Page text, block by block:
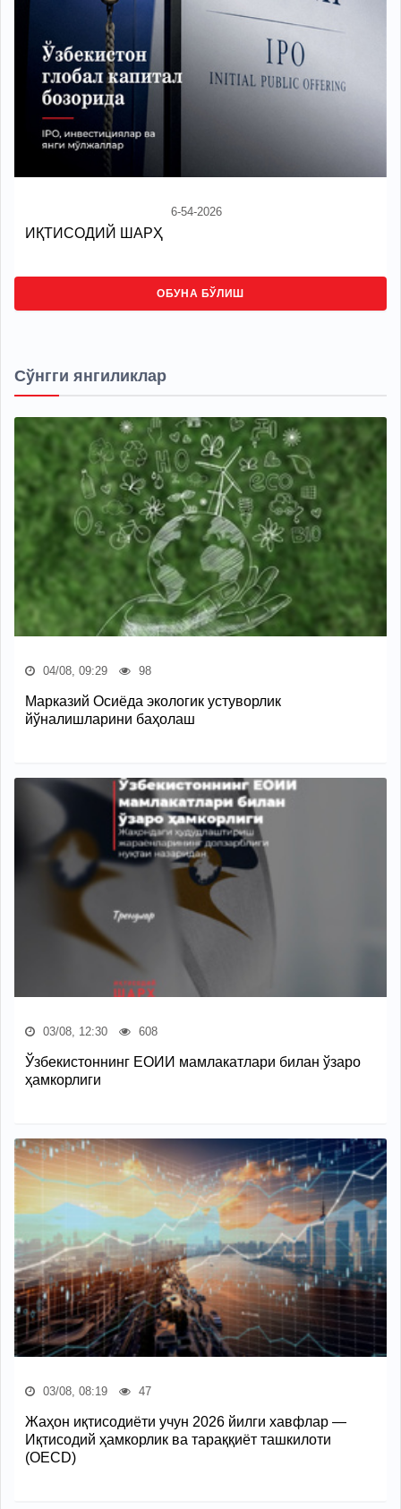
6-54-2026
ИҚТИСОДИЙ ШАРҲ
ОБУНА БЎЛИШ
Сўнгги янгиликлар
04/08, 09:29 98
Марказий Осиёда экологик устуворлик
йўналишларини баҳолаш
03/08, 12:30 608
Ўзбекистоннинг ЕОИИ мамлакатлари билан ўзаро
ҳамкорлиги
03/08, 08:19 47
Жаҳон иқтисодиёти учун 2026 йилги хавфлар —
Иқтисодий ҳамкорлик ва тараққиёт ташкилоти
(OECD)